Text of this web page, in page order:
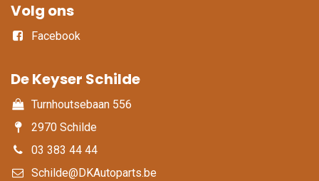
Volg ons
Facebook
De Keyser Schilde
Turnhoutsebaan 556
2970 Schilde
03 383 44 44
Schilde@DKAutoparts.be